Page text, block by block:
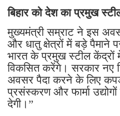
बिहार को देश का प्रमुख
मुख्यमंत्री सम्राट ने इस
और धातु क्षेत्रों में बड़े पैमाने
भारत के प्रमुख स्टील
विकसित करेंगे। सरकार नए
अवसर पैदा करने के लिए
प्रसंस्करण और फार्मा
देगी।”